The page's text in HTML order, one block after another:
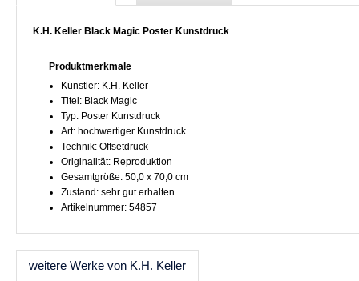
K.H. Keller Black Magic Poster Kunstdruck
Produktmerkmale
Künstler: K.H. Keller
Titel: Black Magic
Typ: Poster Kunstdruck
Art: hochwertiger Kunstdruck
Technik: Offsetdruck
Originalität: Reproduktion
Gesamtgröße: 50,0 x 70,0 cm
Zustand: sehr gut erhalten
Artikelnummer: 54857
weitere Werke von K.H. Keller